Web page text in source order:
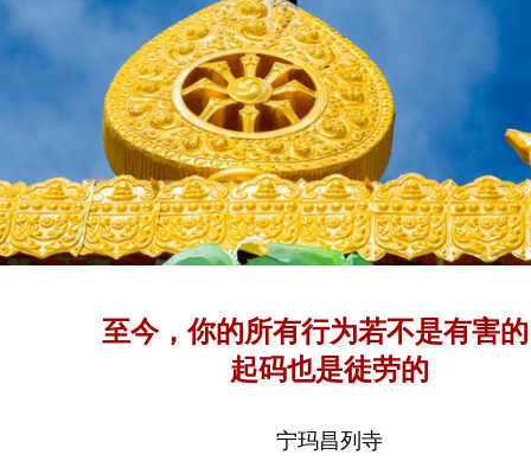
至今，你的所有行为若不是有害
起码也是徒劳的
宁玛昌列寺